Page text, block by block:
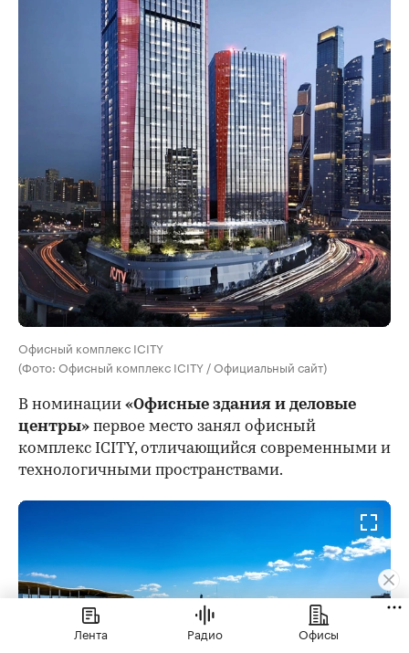
Офисный комплекс ICITY
(Фото: Офисный комплекс ICITY / Официальный сайт)
В номинации «Офисные здания и деловые
центры» первое место занял офисный
комплекс ICITY, отличающийся современными и
технологичными пространствами.
Лента Радио Офисы